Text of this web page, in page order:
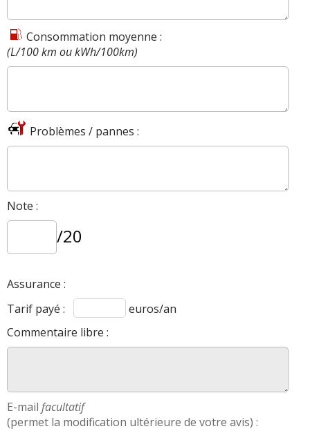
Consommation moyenne :
(L/100 km ou kWh/100km)
Problèmes / pannes :
Note :
/20
Assurance :
Tarif payé :
euros/an
Commentaire libre :
E-mail facultatif
(permet la modification ultérieure de votre avis) :